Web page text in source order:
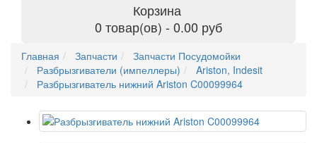
Корзина
0 товар(ов) - 0.00 руб
Главная Запчасти
Запчасти Посудомойки
Разбрызгиватели (импеллеры)
Ariston, Indesit
Разбрызгиватель нижний Ariston C00099964